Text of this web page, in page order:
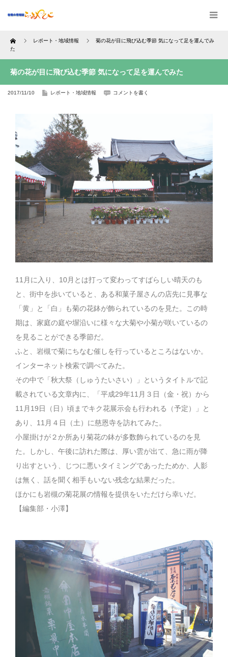
Home レポート・地域情報
菊の花が目に飛び込む季節 気になって足を運んでみ
た
菊の花が目に飛び込む季節 気になって足を運んでみた
2017/11/10 レポート・地域情報 コメントを書く
11月に入り、10月とは打って変わってすばらしい晴天のも
と、街中を歩いていると、ある和菓子屋さんの店先に見事な
「黄」と「白」も菊の花鉢が飾られているのを見た。この時
期は、家庭の庭や塀沿いに様々な大菊や小菊が咲いているの
を見ることができる季節だ。
ふと、岩槻で菊にちなむ催しを行っているところはないか。
インターネット検索で調べてみた。
その中で「秋大祭（しゅうたいさい）」というタイトルで記
載されている文章内に、「平成29年11月３日（金・祝）から
11月19日（日）頃までキク花展示会も行われる（予定）」と
あり、11月４日（土）に慈恩寺を訪れてみた。
小屋掛けが２か所あり菊花の鉢が多数飾られているのを見
た。しかし、午後に訪れた際は、厚い雲が出て、急に雨が降
り出すという、じつに悪いタイミングであったためか、人影
は無く、話を聞く相手もいない残念な結果だった。
ほかにも岩槻の菊花展の情報を提供をいただけら幸いだ。
【編集部・小澤】